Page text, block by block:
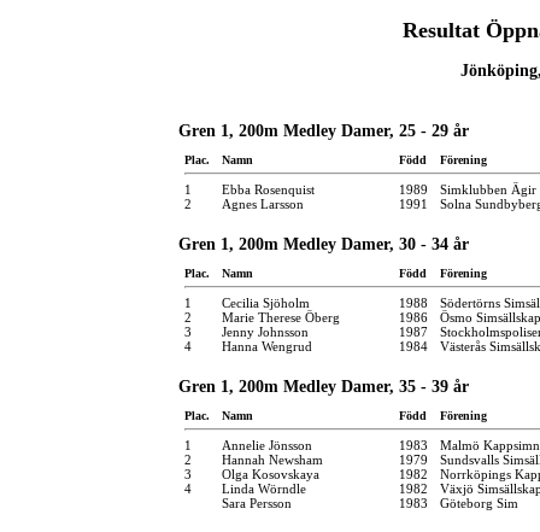
Resultat
Gren 1, 200m Medley Damer, 25 - 29 år
Plac. Namn Född Förening
1 Ebba Rosenquist 1989
Simklubben Ägir
2
Agnes Larsson 1991 Solna
Gren 1, 200m Medley Damer, 30 - 34 år
Plac. Namn Född Förening
1 Cecilia Sjöholm 1988
Södertörns
2
Marie Therese Öberg 1986
Ösmo Simsällskap
3
Jenny Johnsson 1987
4
Hanna Wengrud 1984 Västerås
Gren 1, 200m Medley Damer, 35 - 39 år
Plac. Namn Född Förening
1 Annelie Jönsson 1983
Malmö
2
Hannah Newsham 1979
Sundsvalls
3
Olga Kosovskaya 1982
Norrköpings
4
Linda Wörndle 1982
Växjö
Sara Persson
1983 Göteborg Sim